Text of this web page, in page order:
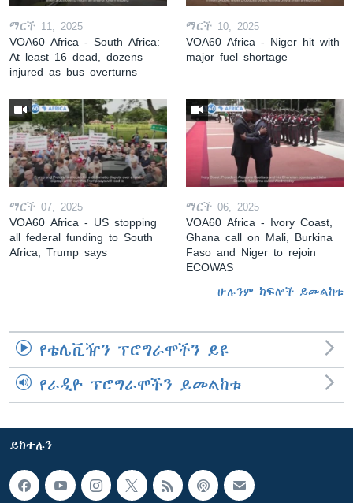
ማርች 11, 2025
VOA60 Africa - South Africa:
At least 16 dead, dozens
injured as bus overturns
ማርች 10, 2025
VOA60 Africa - Niger hit with
major fuel shortage
ማርች 07, 2025
VOA60 Africa - US stopping
all federal funding to South
Africa, Trump says
ማርች 06, 2025
VOA60 Africa - Ivory Coast,
Ghana call on Mali, Burkina
Faso and Niger to rejoin
ECOWAS
ሁሉንም ክፍሎች ይመልከቱ
የቴሌቪዥን ፕሮግራሞችን ይዩ
የራዲዮ ፕሮግራሞችን ይመልከቱ
ይከተሉን